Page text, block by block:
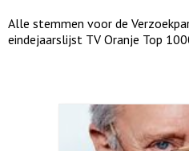
Alle stemmen voor de
eindejaarslijst TV Oranje Top